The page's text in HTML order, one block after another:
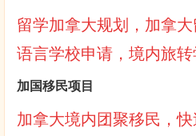
留学加拿大规划，加拿
语言学校申请，境内旅
加国移民项目
加拿大境内团聚移民，